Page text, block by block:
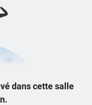
dans cette salle